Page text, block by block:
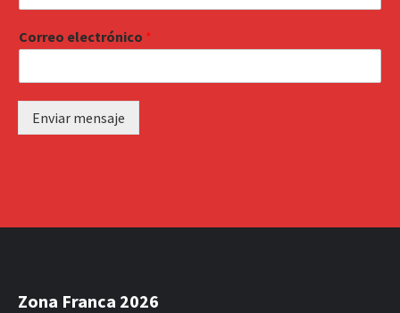
Correo electrónico *
Enviar mensaje
Zona Franca 2026